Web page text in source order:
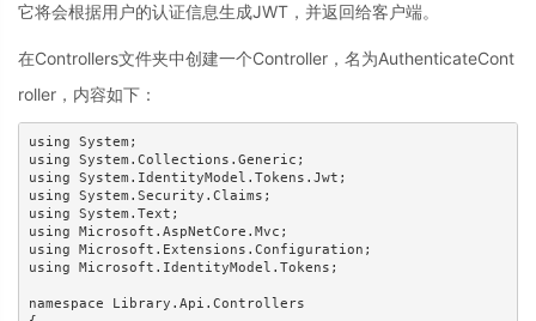
它将会根据用户的认证信息生成JWT，并返回给客户端。
在Controllers文件夹中创建一个Controller，名为AuthenticateCont
roller，内容如下：
using System;
using System.Collections.Generic;
using System.IdentityModel.Tokens.Jwt;
using System.Security.Claims;
using System.Text;
using Microsoft.AspNetCore.Mvc;
using Microsoft.Extensions.Configuration;
using Microsoft.IdentityModel.Tokens;
namespace Library.Api.Controllers